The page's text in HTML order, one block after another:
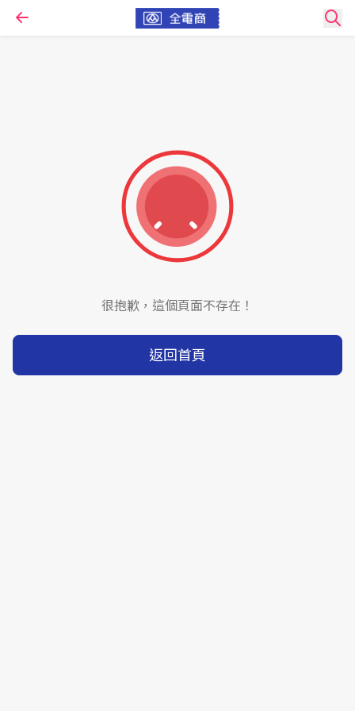
很抱歉，這個頁面不存在！
返回首頁